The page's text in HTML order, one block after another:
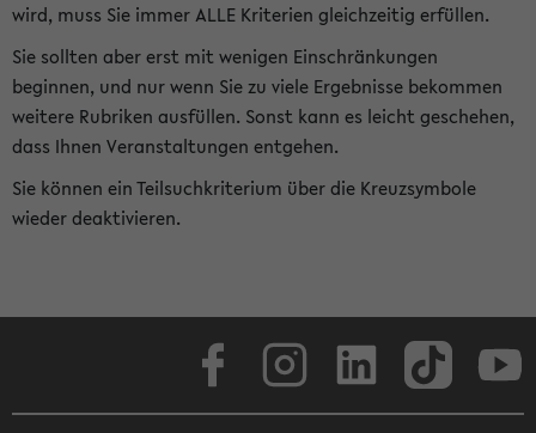
wird, muss Sie immer ALLE Kriterien gleichzeitig erfüllen.
Sie sollten aber erst mit wenigen Einschränkungen
beginnen, und nur wenn Sie zu viele Ergebnisse bekommen
weitere Rubriken ausfüllen. Sonst kann es leicht geschehen,
dass Ihnen Veranstaltungen entgehen.
Sie können ein Teilsuchkriterium über die Kreuzsymbole
wieder deaktivieren.